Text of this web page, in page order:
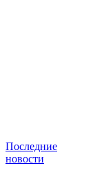
Последние
новости